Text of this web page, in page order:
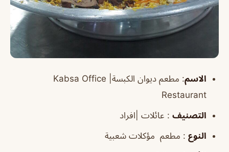
الاسم: مطعم ديوان الكبسة| Kabsa Office
Restaurant
التصنيف : عائلات |افراد
النوع : مطعم مؤكلات شعبية